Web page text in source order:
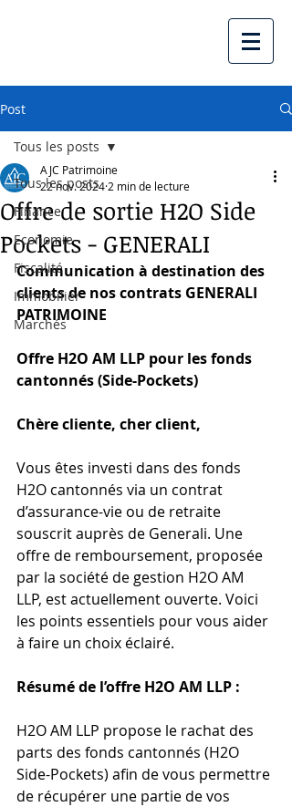
Post
Tous les posts
Finance
Economie
Fiscalité
Immobilier
Marchés
Tous les posts
Offre de sortie H2O Side
Pockets - GENERALI
AJC Patrimoine
22 nov. 2024 2 min de lecture
Communication à destination des
clients de nos contrats GENERALI
PATRIMOINE
Offre H2O AM LLP pour les fonds
cantonnés (Side-Pockets)
Chère cliente, cher client,
Vous êtes investi dans des fonds
H2O cantonnés via un contrat
d’assurance-vie ou de retraite
souscrit auprès de Generali. Une
offre de remboursement, proposée
par la société de gestion H2O AM
LLP, est actuellement ouverte. Voici
les points essentiels pour vous aider
à faire un choix éclairé.
Résumé de l’offre H2O AM LLP :
H2O AM LLP propose le rachat des
parts des fonds cantonnés (H2O
Side-Pockets) afin de vous permettre
de récupérer une partie de vos